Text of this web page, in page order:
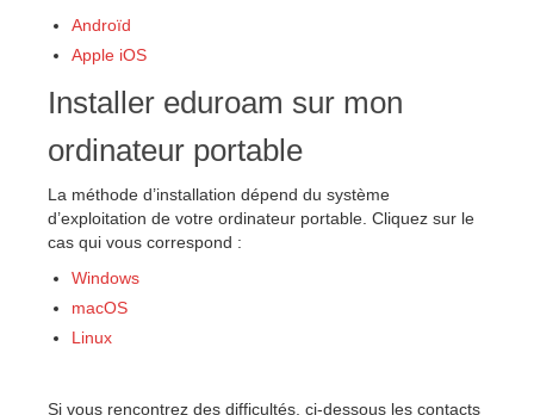
Androïd
Apple iOS
Installer eduroam sur mon
ordinateur portable
La méthode d’installation dépend du système
d’exploitation de votre ordinateur portable. Cliquez sur le
cas qui vous correspond :
Windows
macOS
Linux
Si vous rencontrez des difficultés, ci-dessous les contacts